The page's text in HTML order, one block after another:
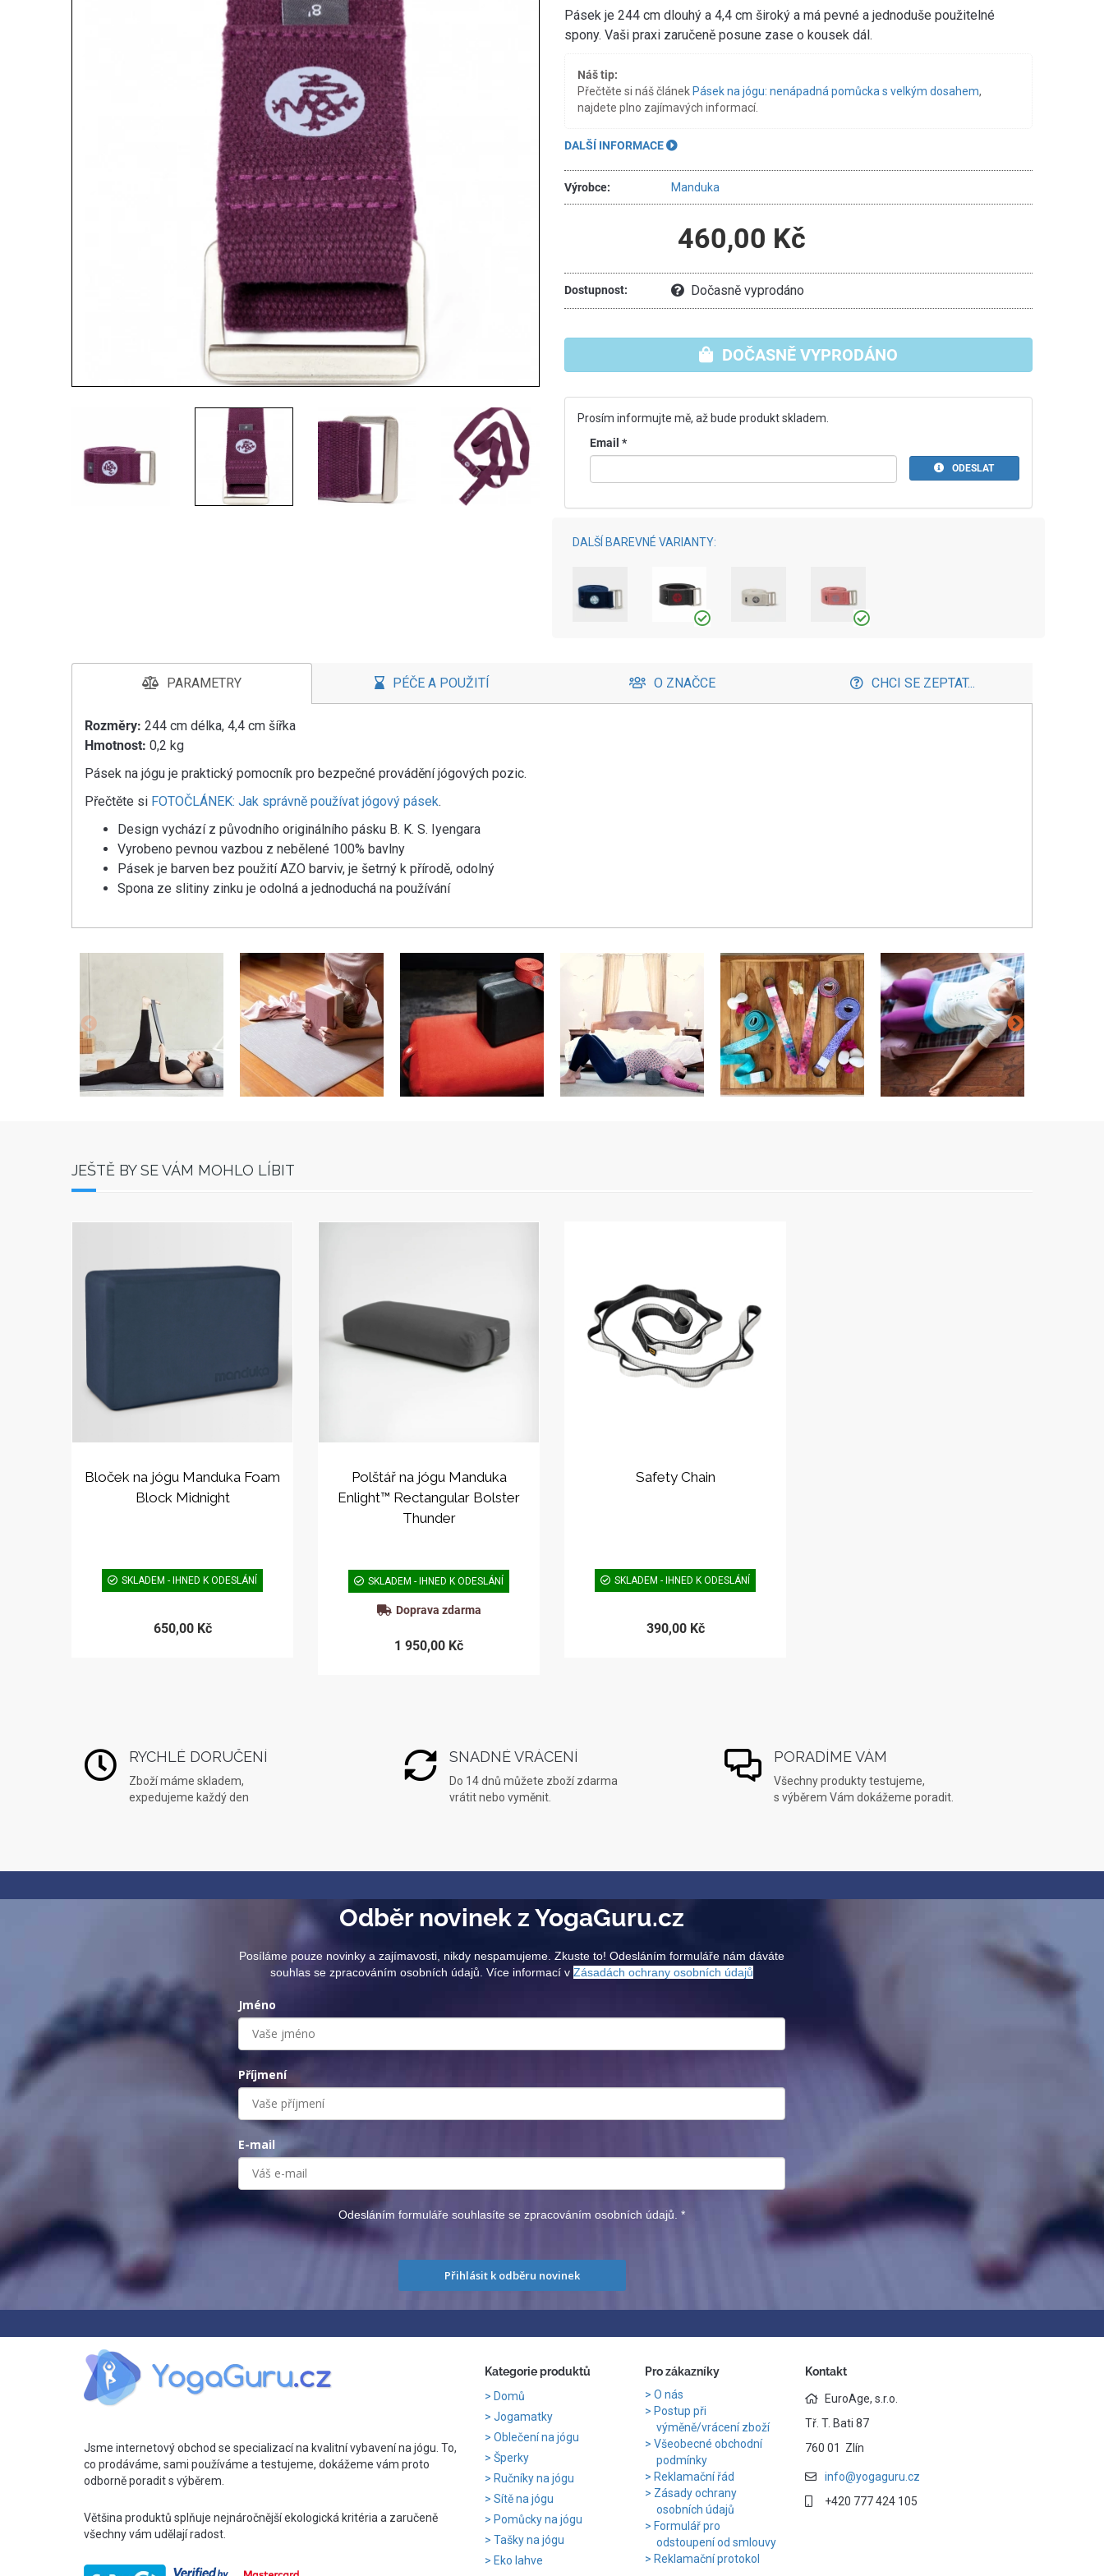
Pásek je 244 cm dlouhý a 4,4 cm široký a má pevné a jednoduše použitelné
spony. Vaši praxi zaručeně posune zase o kousek dál.
Náš tip:
Přečtěte si náš článek Pásek na jógu: nenápadná pomůcka s velkým dosahem,
najdete plno zajímavých informací.
DALŠÍ INFORMACE
Výrobce: Manduka
460,00 Kč
Dostupnost: Dočasně vyprodáno
DOČASNĚ VYPRODÁNO
Prosím informujte mě, až bude produkt skladem.
Email *
ODESLAT
DALŠÍ BAREVNÉ VARIANTY:
PARAMETRY PÉČE A POUŽITÍ O ZNAČCE CHCI SE ZEPTAT...
Rozměry: 244 cm délka, 4,4 cm šířka
Hmotnost: 0,2 kg
Pásek na jógu je praktický pomocník pro bezpečné provádění jógových pozic.
Přečtěte si FOTOČLÁNEK: Jak správně používat jógový pásek.
Design vychází z původního originálního pásku B. K. S. Iyengara
Vyrobeno pevnou vazbou z nebělené 100% bavlny
Pásek je barven bez použití AZO barviv, je šetrný k přírodě, odolný
Spona ze slitiny zinku je odolná a jednoduchá na používání
JEŠTĚ BY SE VÁM MOHLO LÍBIT
Bloček na jógu Manduka Foam
Block Midnight
SKLADEM - IHNED K ODESLÁNÍ
650,00 Kč
Polštář na jógu Manduka
Enlight™ Rectangular Bolster
Thunder
SKLADEM - IHNED K ODESLÁNÍ
Doprava zdarma
1 950,00 Kč
Safety Chain
SKLADEM - IHNED K ODESLÁNÍ
390,00 Kč
RYCHLÉ DORUČENÍ
Zboží máme skladem,
expedujeme každý den
SNADNÉ VRÁCENÍ
Do 14 dnů můžete zboží zdarma
vrátit nebo vyměnit.
PORADÍME VÁM
Všechny produkty testujeme,
s výběrem Vám dokážeme poradit.
Odběr novinek z YogaGuru.cz
Posíláme pouze novinky a zajímavosti, nikdy nespamujeme. Zkuste to! Odesláním formuláře nám dáváte
souhlas se zpracováním osobních údajů. Více informací vZásadách ochrany osobních údajů
Jméno
Příjmení
E-mail
Odesláním formuláře souhlasíte se zpracováním osobních údajů.*
Přihlásit k odběru novinek
Jsme internetový obchod se specializací na kvalitní vybavení na jógu. To,
co prodáváme, sami používáme a testujeme, dokážeme vám proto
odborně poradit s výběrem.
Většina produktů splňuje nejnáročnější ekologická kritéria a zaručeně
všechny vám udělají radost.
Kategorie produktů
Domů
Jogamatky
Oblečení na jógu
Šperky
Ručníky na jógu
Sítě na jógu
Pomůcky na jógu
Tašky na jógu
Eko lahve
Pro zákazníky
O nás
Postup při
výměně/vrácení zboží
Všeobecné obchodní
podmínky
Reklamační řád
Zásady ochrany
osobních údajů
Formulář pro
odstoupení od smlouvy
Reklamační protokol
Kontakt
EuroAge, s.r.o.
Tř. T. Bati 87
760 01 Zlín
info@yogaguru.cz
+420 777 424 105